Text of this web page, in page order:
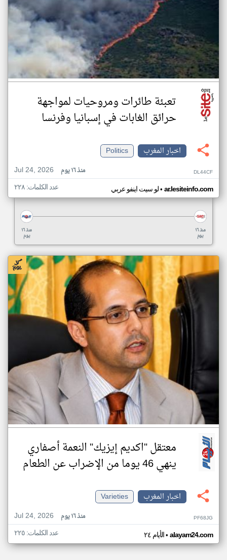
تعبئة طائرات ومروحيات لمواجهة
حرائق الغابات في إسبانيا وفرنسا
اخبار المغرب
Politics
Jul 24, 2026
منذ ١٦ يوم DL44CF
لو سيت اينفو عربي• ar.lesiteinfo.com عدد الكلمات: ٢٢٨
منذ ١٦
يوم
منذ ١٦
يوم
معتقل "اكديم إيزيك" النعمة أصفاري
ينهي 46 يوما من الإضراب عن الطعام
اخبار المغرب
Varieties
Jul 24, 2026
منذ ١٦ يوم PF68JG
الأيام ٢٤• alayam24.com عدد الكلمات: ٢٢٥